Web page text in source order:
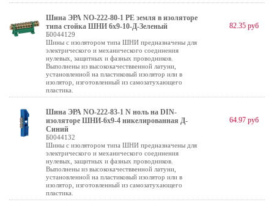
Шина ЭРА NO-222-80-1 PE земля в изоляторе
типа стойка ШНИ 6х9-10-Д-Зеленый
Б0044129
Шины с изолятором типа ШНИ предназначены для
электрического и механического соединения
нулевых, защитных и фазных проводников.
Выполнены из высококачестввенной латуни,
установленной на пластиковый изолятор или в
изолятор, изготовленный из самозатухающего
пластика.
82.35 руб
Шина ЭРА NO-222-83-1 N ноль на DIN-
изоляторе ШНИ-6х9-4 никелированная Д-
Синий
Б0044132
Шины с изолятором типа ШНИ предназначены для
электрического и механического соединения
нулевых, защитных и фазных проводников.
Выполнены из высококачестввенной латуни,
установленной на пластиковый изолятор или в
изолятор, изготовленный из самозатухающего
пластика.
64.97 руб